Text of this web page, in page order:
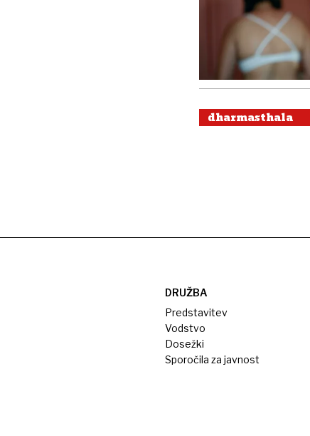
dharmasthala
DRUŽBA
Predstavitev
Vodstvo
Dosežki
Sporočila za javnost